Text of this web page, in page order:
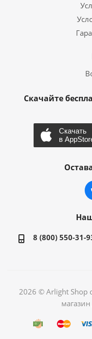
Скачайте
8 (800) 550-31-
2026 © Arlight Shop